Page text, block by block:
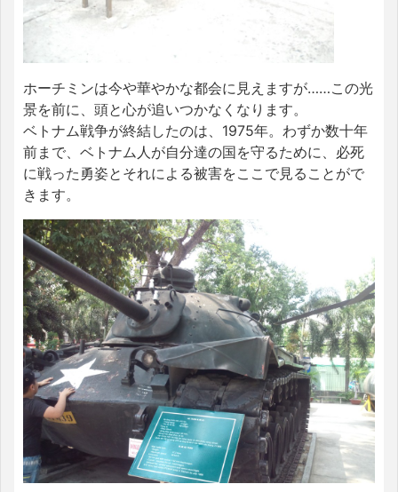
ホーチミンは今や華やかな都会に見えますが……この光
景を前に、頭と心が追いつかなくなります。
ベトナム戦争が終結したのは、1975年。わずか数十年
前まで、ベトナム人が自分達の国を守るために、必死
に戦った勇姿とそれによる被害をここで見ることがで
きます。